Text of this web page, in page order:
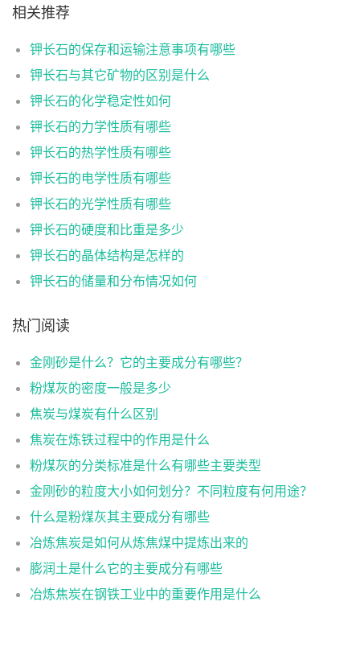
相关推荐
钾长石的保存和运输注意事项有哪些
钾长石与其它矿物的区别是什么
钾长石的化学稳定性如何
钾长石的力学性质有哪些
钾长石的热学性质有哪些
钾长石的电学性质有哪些
钾长石的光学性质有哪些
钾长石的硬度和比重是多少
钾长石的晶体结构是怎样的
钾长石的储量和分布情况如何
热门阅读
金刚砂是什么？它的主要成分有哪些？
粉煤灰的密度一般是多少
焦炭与煤炭有什么区别
焦炭在炼铁过程中的作用是什么
粉煤灰的分类标准是什么有哪些主要类型
金刚砂的粒度大小如何划分？不同粒度有何用途？
什么是粉煤灰其主要成分有哪些
冶炼焦炭是如何从炼焦煤中提炼出来的
膨润土是什么它的主要成分有哪些
冶炼焦炭在钢铁工业中的重要作用是什么